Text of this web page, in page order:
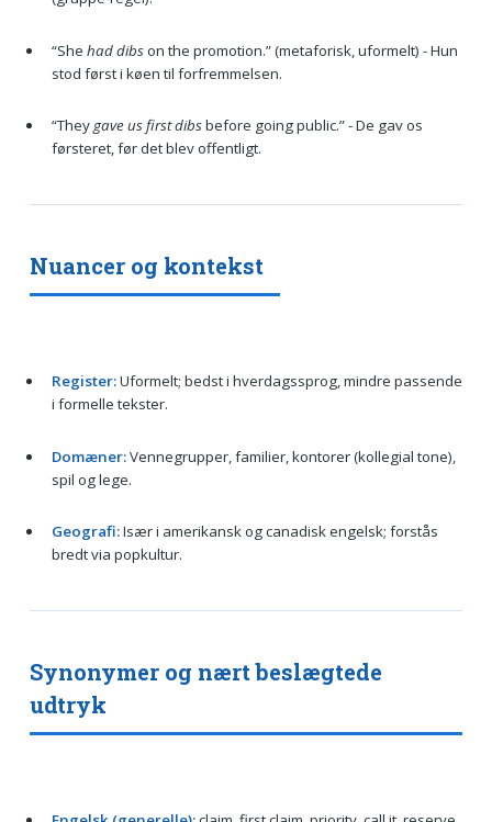
“She had dibson the promotion.” (metaforisk, uformelt) - Hun
stod først i køen til forfremmelsen.
“Theygave us first dibsbefore going public.” - De gav os
førsteret, før det blev offentligt.
Nuancer og kontekst
Register:Uformelt; bedst i hverdagssprog, mindre passende
i formelle tekster.
Domæner:Vennegrupper, familier, kontorer (kollegial tone),
spil og lege.
Geografi:Især i amerikansk og canadisk engelsk; forstås
bredt via popkultur.
Synonymer og nært beslægtede
udtryk